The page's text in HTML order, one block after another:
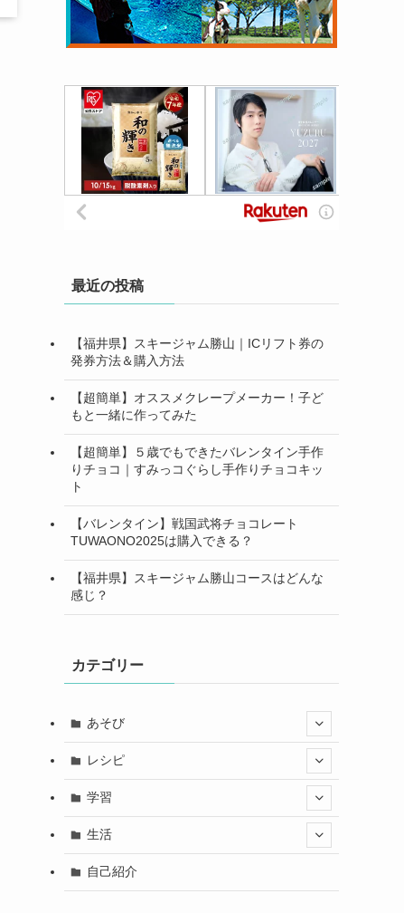
最近の投稿
【福井県】スキージャム勝山｜ICリフト券の
発券方法＆購入方法
【超簡単】オススメクレープメーカー！子ど
もと一緒に作ってみた
【超簡単】５歳でもできたバレンタイン手作
りチョコ｜すみっコぐらし手作りチョコキッ
ト
【バレンタイン】戦国武将チョコレート
TUWAONO2025は購入できる？
【福井県】スキージャム勝山コースはどんな
感じ？
カテゴリー
あそび
レシピ
学習
生活
自己紹介